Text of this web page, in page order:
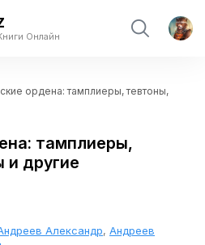
Онлайн
ордена: тамплиеры, тевтоны,
тамплиеры,
и другие
Александр, Андреев